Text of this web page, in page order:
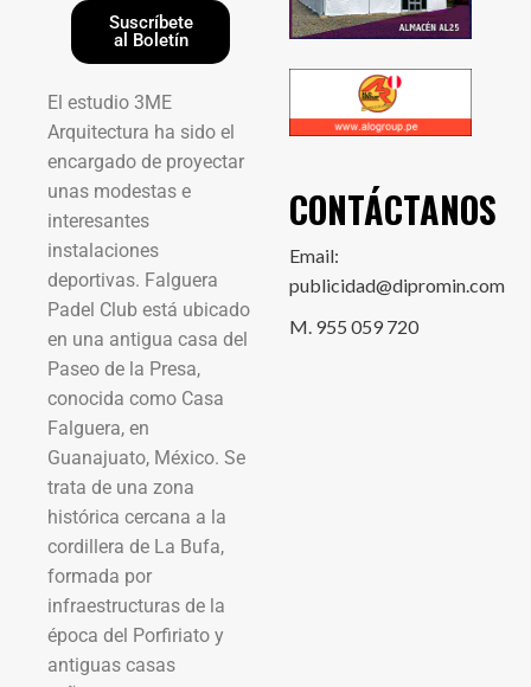
Suscríbete
al Boletín
El estudio 3ME
Arquitectura ha sido el
encargado de proyectar
unas modestas e
interesantes
instalaciones
deportivas. Falguera
Padel Club está ubicado
en una antigua casa del
Paseo de la Presa,
conocida como Casa
Falguera, en
Guanajuato, México. Se
trata de una zona
histórica cercana a la
cordillera de La Bufa,
formada por
infraestructuras de la
época del Porfiriato y
antiguas casas
CONTÁCTANOS
Email:
publicidad@dipromin.com
M. 955 059 720